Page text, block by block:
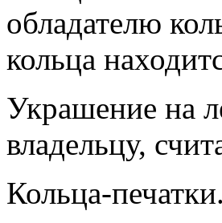
обладателю
кольца
Украшение на
владельцу,
Кольца-печатки.